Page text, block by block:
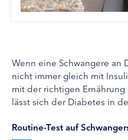
Wenn eine Schwangere an
nicht immer gleich mit
mit der richtigen
lässt sich der Diabetes in
Routine-Test auf